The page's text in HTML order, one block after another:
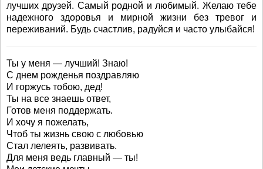
лучших друзей. Самый родной и любимый. Желаю тебе
надежного здоровья и мирной жизни без тревог и
переживаний. Будь счастлив, радуйся и часто улыбайся!
Ты у меня — лучший! Знаю!
С днем рожденья поздравляю
И горжусь тобою, дед!
Ты на все знаешь ответ,
Готов меня поддержать.
И хочу я пожелать,
Чтоб ты жизнь свою с любовью
Стал лелеять, развивать.
Для меня ведь главный — ты!